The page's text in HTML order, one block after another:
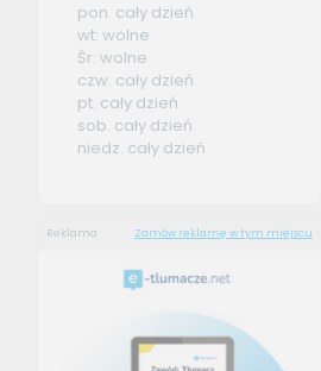
pon. cały dzień
wt: wolne
Śr: wolne
czw. cały dzień
pt. cały dzień
sob. cały dzień
niedz. cały dzień
Reklama Zamów reklamę w tym miejscu